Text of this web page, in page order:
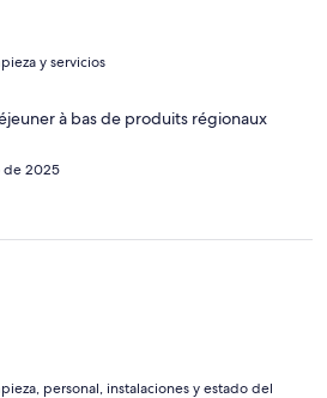
y servicios
à bas de produits régionaux
de 2025
personal, instalaciones y estado del